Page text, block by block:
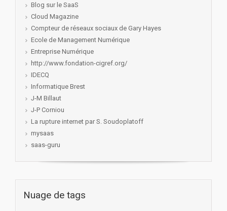
Blog sur le SaaS
Cloud Magazine
Compteur de réseaux sociaux de Gary Hayes
Ecole de Management Numérique
Entreprise Numérique
http://www.fondation-cigref.org/
IDECQ
Informatique Brest
J-M Billaut
J-P Corniou
La rupture internet par S. Soudoplatoff
mysaas
saas-guru
Nuage de tags